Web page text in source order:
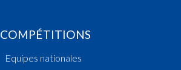
COMPÉTITIONS
Equipes nationales